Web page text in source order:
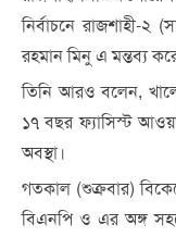
নির্বাচনে রাজশাহী-২
রহমান মিনু এ মন্তব্য
তিনি আরও বলেন,
১৭ বছর ফ্যাসিস্ট
অবস্থা।
গতকাল (শুক্রবার)
বিএনপি ও এর অঙ্গ